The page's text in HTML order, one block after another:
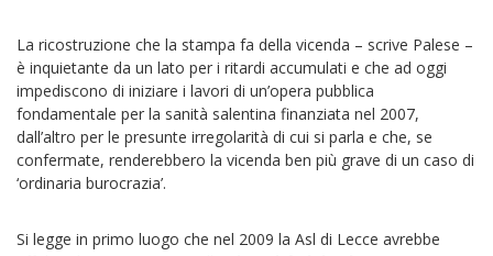
La ricostruzione che la stampa fa della vicenda – scrive Palese –
è inquietante da un lato per i ritardi accumulati e che ad oggi
impediscono di iniziare i lavori di un’opera pubblica
fondamentale per la sanità salentina finanziata nel 2007,
dall’altro per le presunte irregolarità di cui si parla e che, se
confermate, renderebbero la vicenda ben più grave di un caso di
‘ordinaria burocrazia’.
Si legge in primo luogo che nel 2009 la Asl di Lecce avrebbe